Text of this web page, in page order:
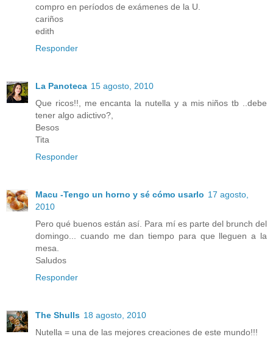
compro en períodos de exámenes de la U.
cariños
edith
Responder
La Panoteca 15 agosto, 2010
Que ricos!!, me encanta la nutella y a mis niños tb ..debe
tener algo adictivo?,
Besos
Tita
Responder
Macu -Tengo un horno y sé cómo usarlo 17 agosto,
2010
Pero qué buenos están así. Para mí es parte del brunch del
domingo... cuando me dan tiempo para que lleguen a la
mesa.
Saludos
Responder
The Shulls 18 agosto, 2010
Nutella = una de las mejores creaciones de este mundo!!!